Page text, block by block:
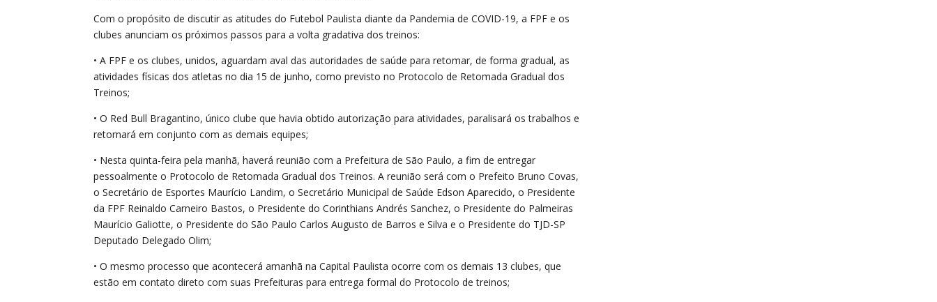
Com o propósito de discutir as atitudes do Futebol Paulista diante da Pandemia de COVID-19, a FPF e os
clubes anunciam os próximos passos para a volta gradativa dos treinos:
• A FPF e os clubes, unidos, aguardam aval das autoridades de saúde para retomar, de forma gradual, as
atividades físicas dos atletas no dia 15 de junho, como previsto no Protocolo de Retomada Gradual dos
Treinos;
• O Red Bull Bragantino, único clube que havia obtido autorização para atividades, paralisará os trabalhos e
retornará em conjunto com as demais equipes;
• Nesta quinta-feira pela manhã, haverá reunião com a Prefeitura de São Paulo, a fim de entregar
pessoalmente o Protocolo de Retomada Gradual dos Treinos. A reunião será com o Prefeito Bruno Covas,
o Secretário de Esportes Maurício Landim, o Secretário Municipal de Saúde Edson Aparecido, o Presidente
da FPF Reinaldo Carneiro Bastos, o Presidente do Corinthians Andrés Sanchez, o Presidente do Palmeiras
Maurício Galiotte, o Presidente do São Paulo Carlos Augusto de Barros e Silva e o Presidente do TJD-SP
Deputado Delegado Olim;
• O mesmo processo que acontecerá amanhã na Capital Paulista ocorre com os demais 13 clubes, que
estão em contato direto com suas Prefeituras para entrega formal do Protocolo de treinos;